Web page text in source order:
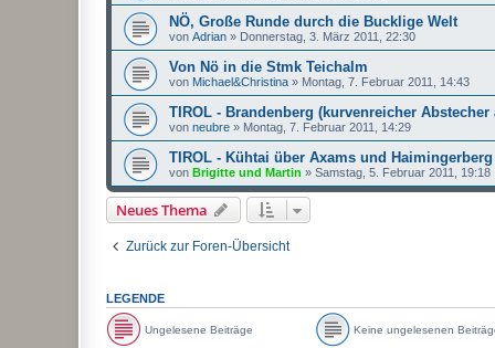
NÖ, Große Runde durch die Bucklige Welt
von Adrian » Donnerstag, 3. März 2011, 22:30
Von Nö in die Stmk Teichalm
von Michael&Christina » Montag, 7. Februar 2011, 14:43
TIROL - Brandenberg (kurvenreicher
von neubre » Montag, 7. Februar 2011, 14:29
TIROL - Kühtai über Axams und Haimingerberg
von Brigitte und Martin » Samstag, 5. Februar 2011, 19:18
Neues Thema
Zurück zur Foren-Übersicht
LEGENDE
Ungelesene Beiträge
Keine ungelesenen